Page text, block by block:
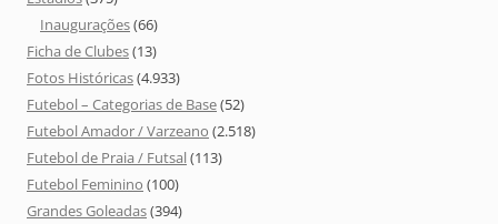
Inaugurações(66)
Ficha de Clubes(13)
Fotos Históricas(4.933)
Futebol – Categorias de Base(52)
Futebol Amador / Varzeano (2.518)
Futebol de Praia / Futsal(113)
Futebol Feminino (100)
Grandes Goleadas(394)